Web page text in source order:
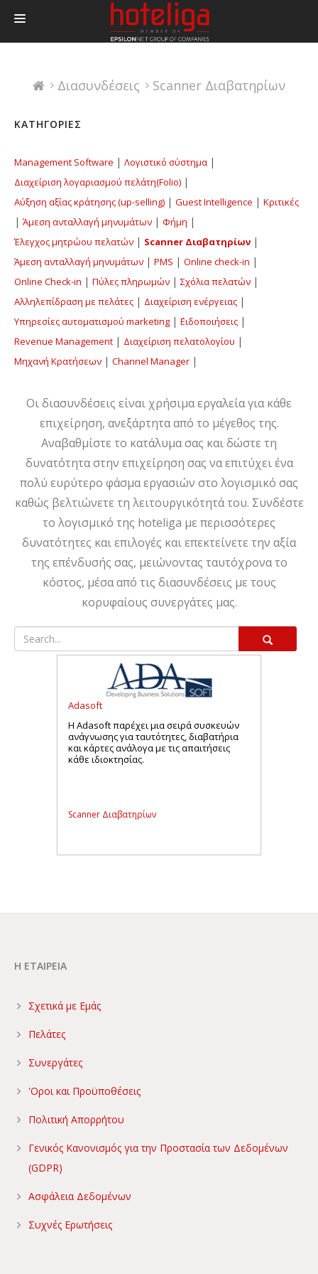
ΤΙΜΕΣ
ΕΠΙΚΟΙΝΩΝΙΑ
LOGIN
Διασυνδέσεις Scanner Διαβατηρίων
ΚΑΤΗΓΟΡΙΕΣ
Management Software | Λογιστικό σύστημα |
Διαχείριση λογαριασμού πελάτη(Folio) |
Αύξηση αξίας κράτησης (up-selling) | Guest Intelligence | Κριτικές
| Άμεση ανταλλαγή μηνυμάτων | Φήμη |
Έλεγχος μητρώου πελατών | Scanner Διαβατηρίων |
Άμεση ανταλλαγή μηνυμάτων | PMS | Online check-in |
Online Check-in | Πύλες πληρωμών | Σχόλια πελατών |
Αλληλεπίδραση με πελάτες | Διαχείριση ενέργειας |
Υπηρεσίες αυτοματισμού marketing | ΅Ειδοποιήσεις |
Revenue Management | Διαχείριση πελατολογίου |
Μηχανή Κρατήσεων | Channel Manager |
Οι διασυνδέσεις είναι χρήσιμα εργαλεία για κάθε
επιχείρηση, ανεξάρτητα από το μέγεθος της.
Αναβαθμίστε το κατάλυμα σας και δώστε τη
δυνατότητα στην επιχείρηση σας να επιτύχει ένα
πολύ ευρύτερο φάσμα εργασιών στο λογισμικό σας
καθώς βελτιώνετε τη λειτουργικότητά του. Συνδέστε
το λογισμικό της hoteliga με περισσότερες
δυνατότητες και επιλογές και επεκτείνετε την αξία
της επένδυσής σας, μειώνοντας ταυτόχρονα το
κόστος, μέσα από τις διασυνδέσεις με τους
κορυφαίους συνεργάτες μας.
Adasoft
Η Adasoft παρέχει μια σειρά συσκευών
ανάγνωσης για ταυτότητες, διαβατήρια
και κάρτες ανάλογα με τις απαιτήσεις
κάθε ιδιοκτησίας.
Scanner Διαβατηρίων
Η ΕΤΑΙΡΕΙΑ
Σχετικά με Εμάς
Πελάτες
Συνεργάτες
'Οροι και Προϋποθέσεις
Πολιτική Απορρήτου
Γενικός Κανονισμός για την Προστασία των Δεδομένων
(GDPR)
Ασφάλεια Δεδομένων
Συχνές Ερωτήσεις